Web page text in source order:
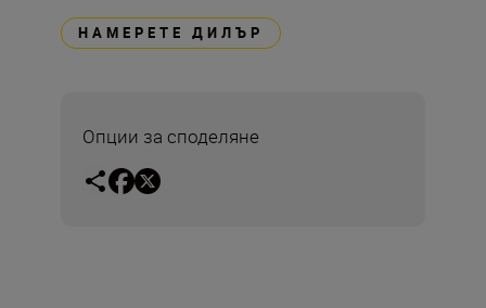
НАМЕРЕТЕ ДИЛЪР
Опции за споделяне